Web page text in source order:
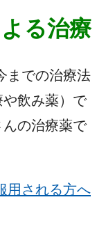
る治療
までの治療法
や飲み薬）で
の治療薬で
用される方へ